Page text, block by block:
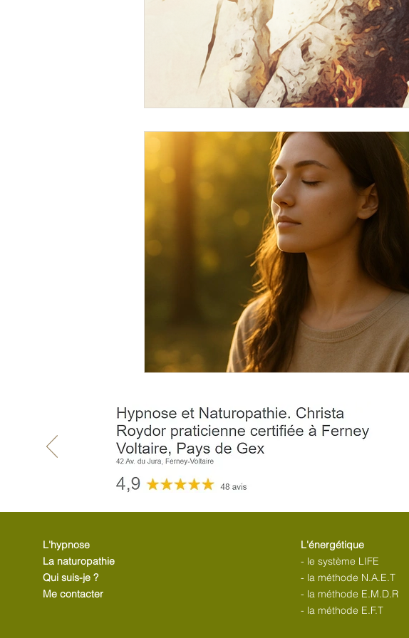
Endermologie LPG Cellu M6 Soins du corps
Déstockage des graisses
L'hypnose
La naturopathie
Qui suis-je ?
Me contacter
L'énergétique
- le système LIFE
- la méthode N.A.E.T
- la méthode E.M.D.R
- la méthode E.F.T